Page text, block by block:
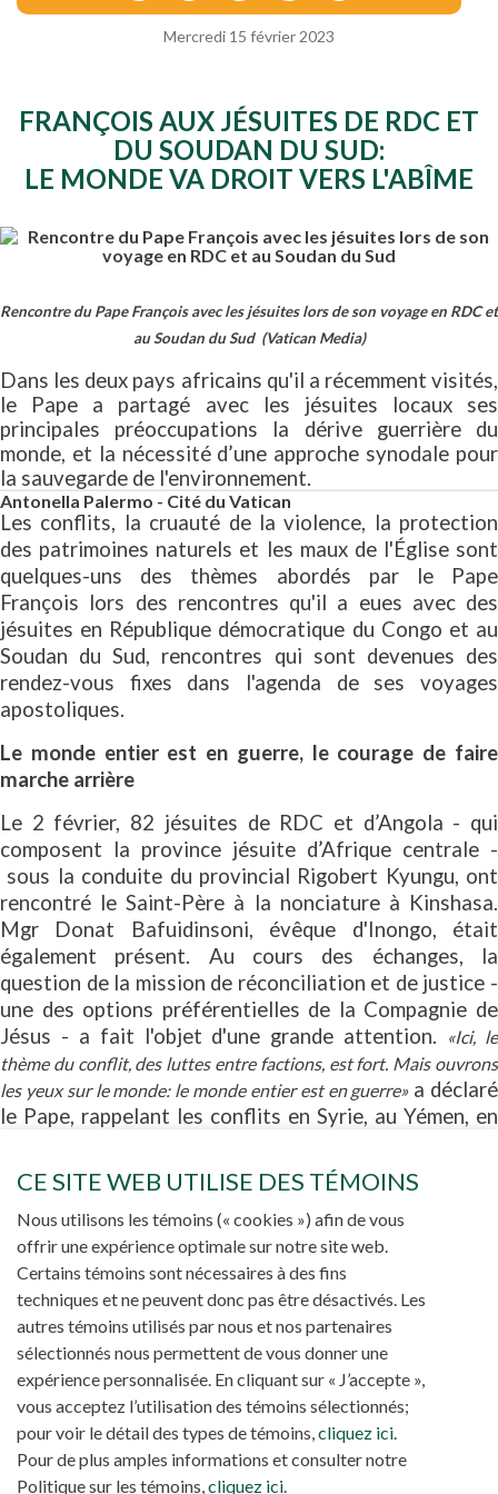
Mercredi 15 février 2023
FRANÇOIS AUX JÉSUITES DE RDC ET
DU SOUDAN DU SUD:
LE MONDE VA DROIT VERS L'ABÎME
Rencontre du Pape François avec les jésuites lors de son voyage en RDC et
au Soudan du Sud (Vatican Media)
Dans les deux pays africains qu'il a récemment visités,
le Pape a partagé avec les jésuites locaux ses
principales préoccupations la dérive guerrière du
monde, et la nécessité d’une approche synodale pour
la sauvegarde de l'environnement.
Antonella Palermo - Cité du Vatican
Les conflits, la cruauté de la violence, la protection
des patrimoines naturels et les maux de l'Église sont
quelques-uns des thèmes abordés par le Pape
François lors des rencontres qu'il a eues avec des
jésuites en République démocratique du Congo et au
Soudan du Sud, rencontres qui sont devenues des
rendez-vous fixes dans l'agenda de ses voyages
apostoliques.
Le monde entier est en guerre, le courage de faire
marche arrière
Le 2 février, 82 jésuites de RDC et d’Angola - qui
composent la province jésuite d’Afrique centrale -
sous la conduite du provincial Rigobert Kyungu, ont
rencontré le Saint-Père à la nonciature à Kinshasa.
Mgr Donat Bafuidinsoni, évêque d'Inongo, était
également présent. Au cours des échanges, la
question de la mission de réconciliation et de justice -
une des options préférentielles de la Compagnie de
Jésus - a fait l'objet d'une grande attention.
«Ici, le
thème du conflit, des luttes entre factions, est fort. Mais ouvrons
les yeux sur le monde: le monde entier est en guerre»a déclaré
le Pape, rappelant les conflits en Syrie, au Yémen, en
courage, la force ou même la possibilité de faire marche
arrière?», s’interroge François, en constatant
amèrement que«nous allons droit vers l'abîme. […] Je suis
désolé de le dire, mais je suis un peu pessimiste».
La production d'armes et la faim dans le monde
«Aujourd'hui, il semble vraiment que le principal problème soit la
production d'armes. La faim dans le monde ne diminue pas et
nous continuons à fabriquer des armes […]. Et ne parlons pas des
armes atomiques! Je crois encore à un travail de persuasion»
souligné le Souverain pontife devant les jésuites
congolais, laissant transparaitre l’espoir d’une
CE SITE WEB UTILISE DES TÉMOINS
Nous utilisons les témoins (« cookies ») afin de vous
offrir une expérience optimale sur notre site web.
Certains témoins sont nécessaires à des fins
techniques et ne peuvent donc pas être désactivés. Les
autres témoins utilisés par nous et nos partenaires
sélectionnés nous permettent de vous donner une
expérience personnalisée. En cliquant sur « J’accepte »,
vous acceptez l’utilisation des témoins sélectionnés;
pour voir le détail des types de témoins, cliquez ici
Pour de plus amples informations et consulter notre
Politique sur les témoins, cliquez ici